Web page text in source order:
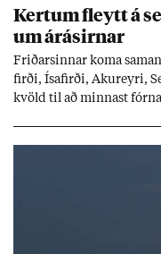
Kert­um fleytt á
um árás­irn­ar
Frið­arsinn­ar koma
firði, Ísa­firði, Ak­ur­eyri,
kvöld til að minn­ast